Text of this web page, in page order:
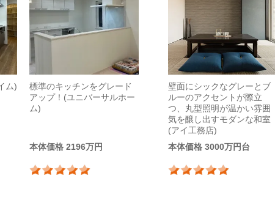
ム)
標準のキッチンをグレード
アップ！(ユニバーサルホー
ム)
本体価格 2196万円
壁面にシックなグレーとブ
ルーのアクセントが際立
つ、丸型照明が温かい雰囲
気を醸し出すモダンな和室
(アイ工務店)
本体価格 3000万円台